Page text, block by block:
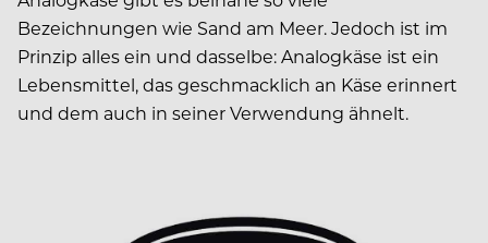
Bezeichnungen wie Sand am Meer. Jedoch ist im
Prinzip alles ein und dasselbe: Analogkäse ist ein
Lebensmittel, das geschmacklich an Käse erinnert
und dem auch in seiner Verwendung ähnelt.